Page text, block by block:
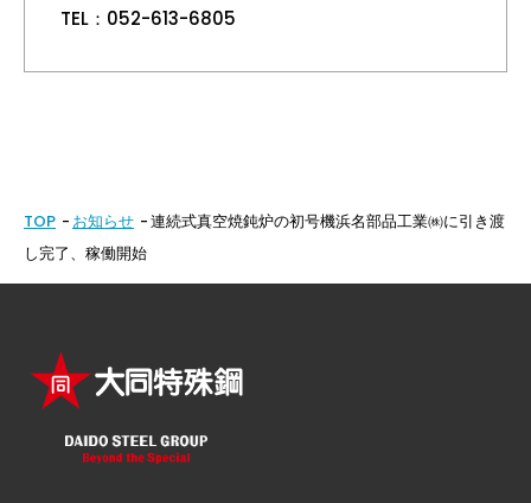
TEL：052-613-6805
TOP お知らせ
連続式真空焼鈍炉の初号機浜名部品工業㈱に引き渡
し完了、稼働開始